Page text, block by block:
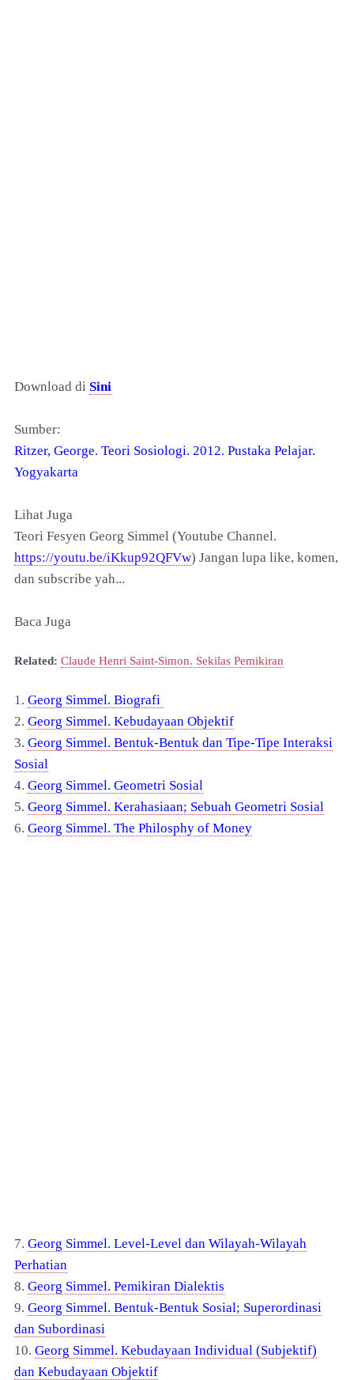
Download di Sini
Sumber:
Ritzer, George. Teori Sosiologi. 2012. Pustaka Pelajar.
Yogyakarta
Lihat Juga
Teori Fesyen Georg Simmel (Youtube Channel.
https://youtu.be/iKkup92QFVw) Jangan lupa like, komen,
dan subscribe yah...
Baca Juga
Related: Claude Henri Saint-Simon. Sekilas Pemikiran
1. Georg Simmel. Biografi
2. Georg Simmel. Kebudayaan Objektif
3. Georg Simmel. Bentuk-Bentuk dan Tipe-Tipe Interaksi
Sosial
4. Georg Simmel. Geometri Sosial
5. Georg Simmel. Kerahasiaan; Sebuah Geometri Sosial
6. Georg Simmel. The Philosphy of Money
7. Georg Simmel. Level-Level dan Wilayah-Wilayah
Perhatian
8. Georg Simmel. Pemikiran Dialektis
9. Georg Simmel. Bentuk-Bentuk Sosial; Superordinasi
dan Subordinasi
10. Georg Simmel. Kebudayaan Individual (Subjektif)
dan Kebudayaan Objektif